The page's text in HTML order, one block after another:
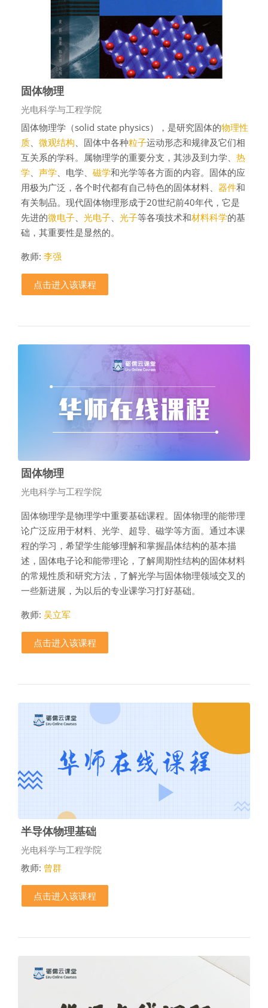
固体物理
课程类别
光电科学与工程学院
固体物理学（solid state physics），是研究固体的物理性
质
微观结构 、固体中各种粒子运动形态和规律及它们相
互关系的学科。属物理学的重要分支，其涉及到力学、 热
学
声学 、电学、 磁学和光学等各方面的内容。固体的应
用极为广泛，各个时代都有自己特色的固体材料、 器件和
有关制品。现代固体物理形成于20世纪前40年代，它是
先进的微电子 光电子 光子等各项技术和材料科学的基
础，其重要性是显然的。
教师: 李强
点击进入该课程
固体物理
课程类别
光电科学与工程学院
固体物理学是物理学中重要基础课程。固体物理的能带理
论广泛应用于材料、光学、超导、磁学等方面。通过本课
程的学习，希望学生能够理解和掌握晶体结构的基本描
述，固体电子论和能带理论，了解周期性结构的固体材料
的常规性质和研究方法，了解光学与固体物理领域交叉的
一些新进展，为以后的专业课学习打好基础。
教师: 吴立军
点击进入该课程
半导体物理基础
课程类别
光电科学与工程学院
教师: 曾群
点击进入该课程